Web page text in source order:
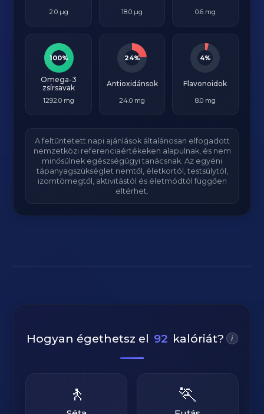
2.0 µg 18.0 µg 0.6 mg
100%
Omega-3
zsírsavak
1292.0 mg
24%
Antioxidánsok
24.0 mg
4%
Flavonoidok
8.0 mg
A feltüntetett napi ajánlások általánosan elfogadott
nemzetközi referenciaértékeken alapulnak, és nem
minősülnek egészségügyi tanácsnak. Az egyéni
tápanyagszükséglet nemtől, életkortól, testsúlytól,
izomtömegtől, aktivitástól és életmódtól függően
eltérhet.
Hogyan égethetsz el 92 kalóriát? i
🚶 🏃